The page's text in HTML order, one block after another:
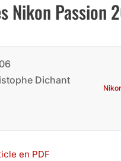
Nikon Passion
Dichant
en PDF